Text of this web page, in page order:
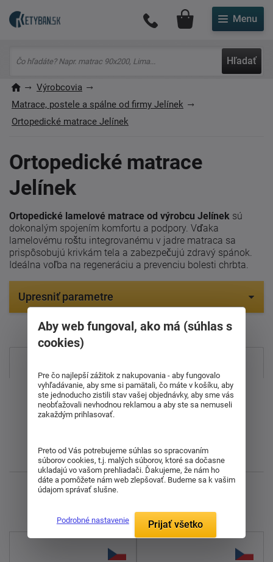
Hľadať
Môj účet
Výrobcovia
Matrace, postele a spálne od firmy Jelínek
Ortopedické matrace Jelínek
Ortopedické matrace
Jelínek
Ortopedické lamelové matrace od výrobcu Jelínek sú
dokonalým spojením komfortu a podpory. Vďaka
lamelovému roštu integrovanému v jadre matraca sa
prispôsobujú krivkám tela a zabezpečujú zdravý spánok.
Ideálna voľba na regeneráciu a prevenciu bolesti chrbta.
Upresniť parametre
Položiek na zobrazenie: 12
Od najdrahšieho
Najnovšie
Zobrazujem 1 - 12 z 12
Aby web fungoval, ako má (súhlas s
cookies)
Pre čo najlepší zážitok z nakupovania - aby fungovalo
vyhľadávanie, aby sme si pamätali, čo máte v košíku, aby
ste jednoducho zistili stav vašej objednávky, aby sme vás
neobťažovali nevhodnou reklamou a aby ste sa nemuseli
zakaždým prihlasovať.
Preto od Vás potrebujeme súhlas so spracovaním
súborov cookies, t.j. malých súborov, ktoré sa dočasne
ukladajú vo vašom prehliadači. Ďakujeme, že nám ho
dáte a pomôžete nám web zlepšovať. Budeme sa k vašim
údajom správať slušne.
Podrobné nastavenie Prijať všetko